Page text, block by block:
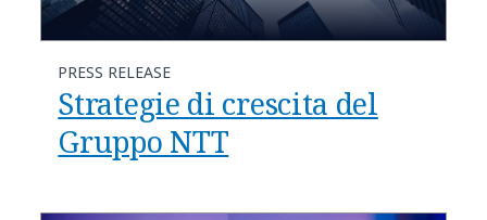
PRESS RELEASE
Strategie di crescita del
Gruppo NTT